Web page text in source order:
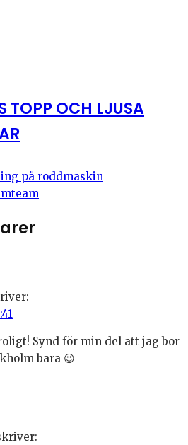
TOPP OCH LJUSA
på roddmaskin
Synd för min del att jag bor
bara 😉